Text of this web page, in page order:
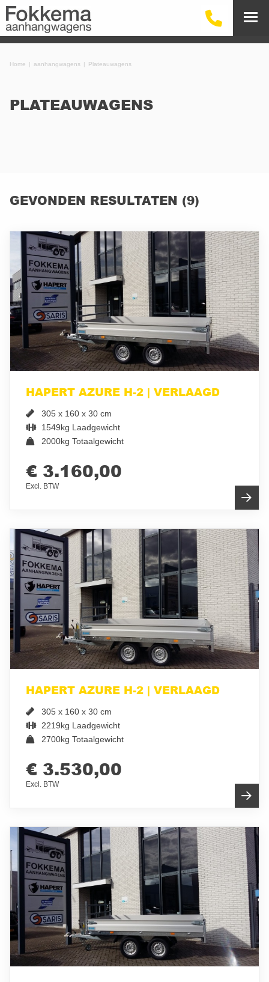
Home aanhangwagens Plateauwagens
PLATEAUWAGENS
GEVONDEN RESULTATEN (9)
HAPERT AZURE H-2 | VERLAAGD
305 x 160 x 30 cm
1549kg Laadgewicht
2000kg Totaalgewicht
€ 3.160,00
Excl. BTW
HAPERT AZURE H-2 | VERLAAGD
305 x 160 x 30 cm
2219kg Laadgewicht
2700kg Totaalgewicht
€ 3.530,00
Excl. BTW